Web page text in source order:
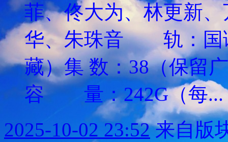
菲、佟大为、林更新
华、朱珠音 轨：国
藏）集 数：38（保留
容 量：242G（每...
2025-10-02 23:52来自版